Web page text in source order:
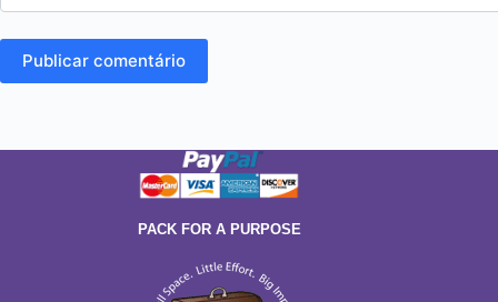
Publicar comentário
PACK FOR A PURPOSE